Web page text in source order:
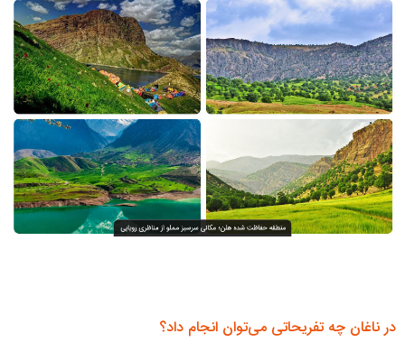
در ناغان چه تفریحاتی می‌توان انجام داد؟